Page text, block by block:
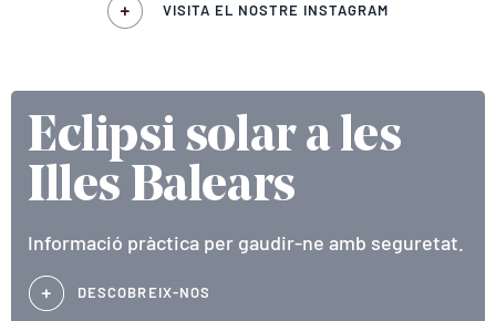
VISITA EL NOSTRE INSTAGRAM
Eclipsi solar a les
Illes Balears
Informació pràctica per gaudir-ne amb seguretat.
DESCOBREIX-NOS